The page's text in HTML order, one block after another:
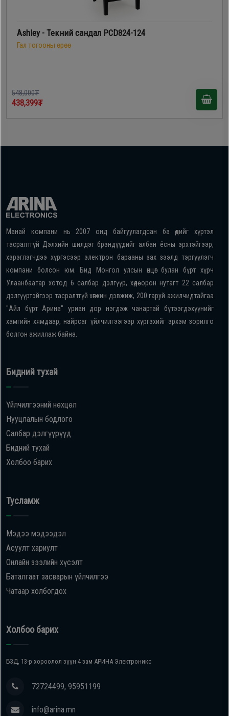
Ashley - Текний сандал PCD824-124
Гал тогооны өрөө
548,000₮
438,399₮
Манай компани нь 2007 онд байгуулагдсан ба өдийг хүртэл
тасралтгүй Дэлхийн шилдэг брэндүүдийг албан ёсны эрхтэйгээр,
хэрэглэгчдээ хүргэсээр электрон барааны зах зээлд тэргүүлэгч
компани болсон юм. Бид Монгол улсын өнцөг булан бүрт хүрч
Улаанбаатар хотод 6 салбар дэлгүүр, хөдөө орон нутагт 22 салбар
дэлгүүртэйгээр тасралтгүй хөгжин дэвжиж, 200 гаруй ажилчидтайгаа
"Айл бүрт Арина" уриан дор нэгдэж чанартай бүтээгдэхүүнийг
хамгийн хямдаар, найрсаг үйлчилгээгээр хүргэхийг эрхэм зорилго
болгон ажиллаж байна.
Бидний тухай
Үйлчилгээний нөхцөл
Нууцлалын бодлого
Салбар дэлгүүрүүд
Бидний тухай
Холбоо барих
Тусламж
Мэдээ мэдээдэл
Асуулт хариулт
Онлайн зээлийн хүсэлт
Баталгаат засварын үйлчилгээ
Чатаар холбогдох
Холбоо барих
БЗД, 13-р хороолол зүүн 4 зам АРИНА Электроникс
72724499, 95951199
info@arina.mn